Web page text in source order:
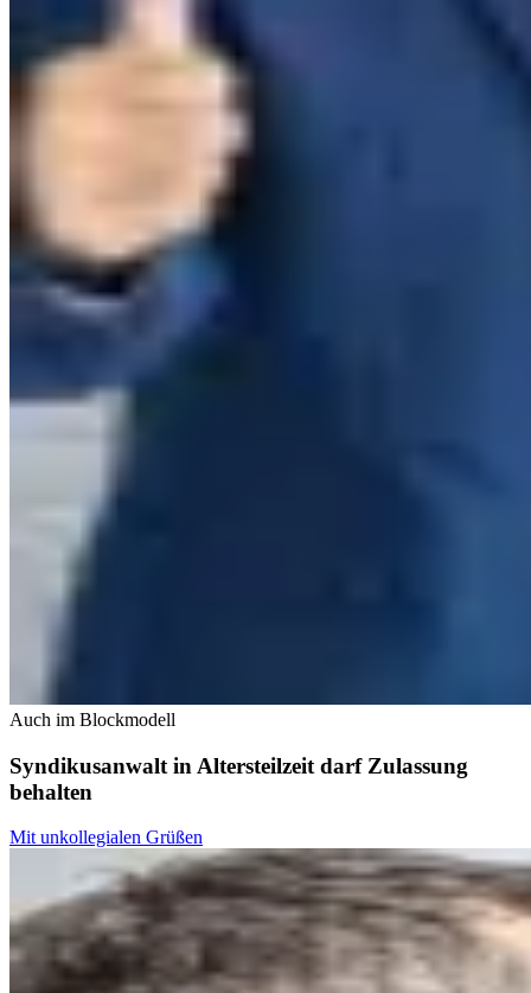
Auch im Blockmodell
Syndikusanwalt in Altersteilzeit darf Zulassung
behalten
Mit unkollegialen Grüßen